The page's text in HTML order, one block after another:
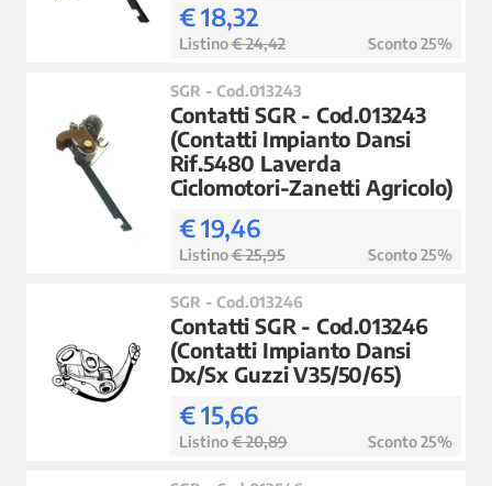
€ 18,32
Listino€ 24,42 Sconto 25%
SGR - Cod.013243
Contatti SGR - Cod.013243
(Contatti Impianto Dansi
Rif.5480 Laverda
Ciclomotori-Zanetti Agricolo)
€ 19,46
Listino€ 25,95 Sconto 25%
SGR - Cod.013246
Contatti SGR - Cod.013246
(Contatti Impianto Dansi
Dx/Sx Guzzi V35/50/65)
€ 15,66
Listino€ 20,89 Sconto 25%